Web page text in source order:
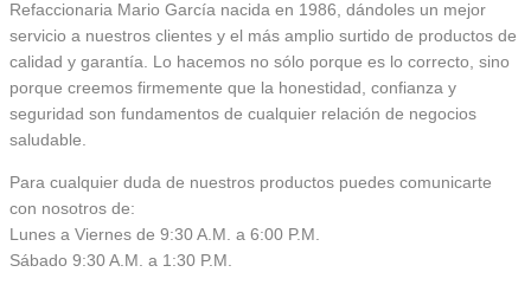
Refaccionaria Mario García nacida en 1986, dándoles un mejor
servicio a nuestros clientes y el más amplio surtido de productos de
calidad y garantía. Lo hacemos no sólo porque es lo correcto, sino
porque creemos firmemente que la honestidad, confianza y
seguridad son fundamentos de cualquier relación de negocios
saludable.
Para cualquier duda de nuestros productos puedes comunicarte
con nosotros de:
Lunes a Viernes de 9:30 A.M. a 6:00 P.M.
Sábado 9:30 A.M. a 1:30 P.M.